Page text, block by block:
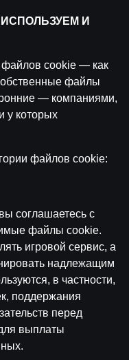
ar Valdi
vieglatlētika?
И
cookie — как
файлы
— компаниями,
у которых
файлов cookie:
соглашаетесь с
файлы cookie.
игровой сервис, а
надлежащим
в частности,
поддержания
перед
выплаты